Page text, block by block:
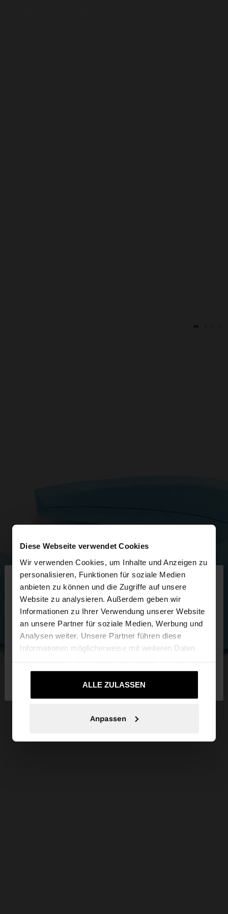
Diese Webseite verwendet Cookies
Wir verwenden Cookies, um Inhalte und Anzeigen zu
personalisieren, Funktionen für soziale Medien
anbieten zu können und die Zugriffe auf unsere
Website zu analysieren. Außerdem geben wir
Informationen zu Ihrer Verwendung unserer Website
an unsere Partner für soziale Medien, Werbung und
Analysen weiter. Unsere Partner führen diese
Informationen möglicherweise mit weiteren Daten
die sie im Rahmen Ihrer Nutzung der Dienste
gesammelt haben.ALLE ZULASSEN
Anpassen
hallo
Sie greifen von Deutschland auf die Website zu.
Möchten Sie unsere United States Website
Deutschland
Ja, bringen Sie mich
zu United States